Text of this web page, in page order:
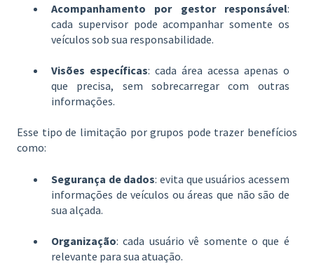
Acompanhamento por gestor responsável:
cada supervisor pode acompanhar somente os
veículos sob sua responsabilidade.
Visões específicas: cada área acessa apenas o
que precisa, sem sobrecarregar com outras
informações.
Esse tipo de limitação por grupos pode trazer benefícios
como:
Segurança de dados: evita que usuários acessem
informações de veículos ou áreas que não são de
sua alçada.
Organização: cada usuário vê somente o que é
relevante para sua atuação.